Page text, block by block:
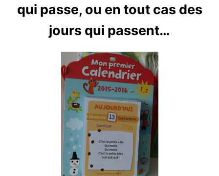
qui passe, ou en tout cas des
jours qui passent…